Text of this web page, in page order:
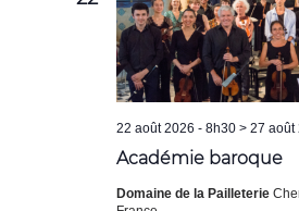
Académie baroque
22 août 2026 - 8h30 >27 août
Domaine de la Pailleterie